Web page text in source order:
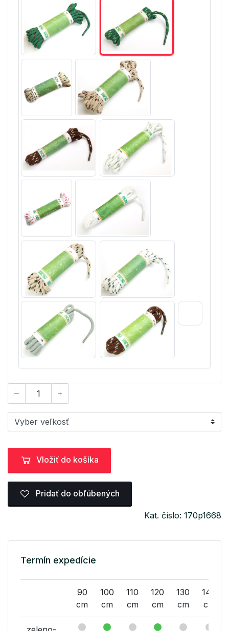
Vložiť do košíka
Pridať do obľúbených
Kat. číslo: 170p1668
Termín expedície
90
cm
100
cm
110
cm
120
cm
130
cm
140
cm